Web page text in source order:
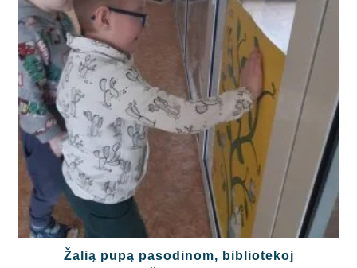
Žalią pupą pasodinom, bibliotekoj